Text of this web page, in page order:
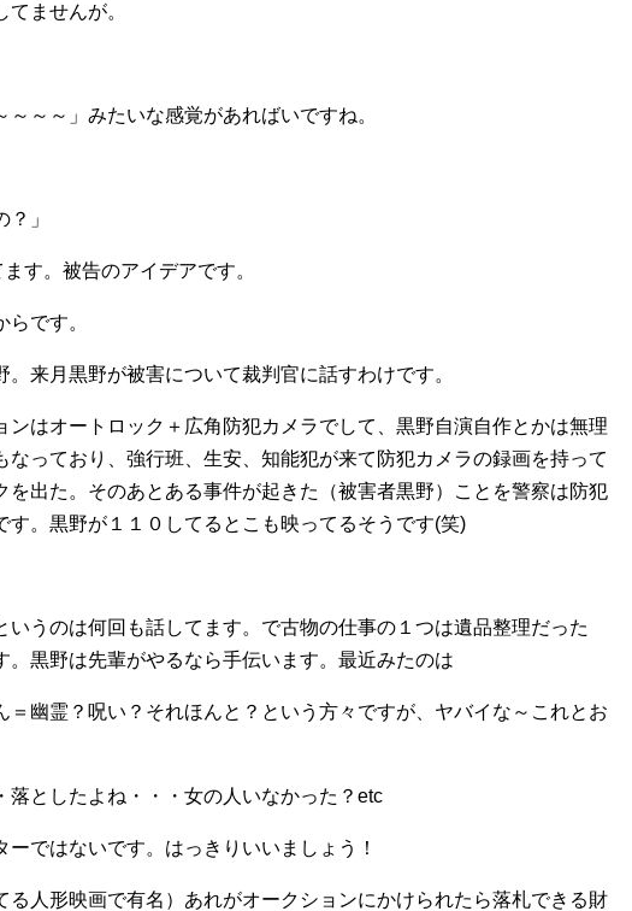
ませんが。
～～～」みたいな感覚があればいですね。
」
す。被告のアイデアです。
です。
来月黒野が被害について裁判官に話すわけです。
ンはオートロック＋広角防犯カメラでして、黒野自演自作とかは無理
なっており、強行班、生安、知能犯が来て防犯カメラの録画を持って
を出た。そのあとある事件が起きた（被害者黒野）ことを警察は防犯
す。黒野が１１０してるとこも映ってるそうです(笑)
いうのは何回も話してます。で古物の仕事の１つは遺品整理だった
。黒野は先輩がやるなら手伝います。最近みたのは
＝幽霊？呪い？それほんと？という方々ですが、ヤバイな～これとお
落としたよね・・・女の人いなかった？etc
ーではないです。はっきりいいましょう！
る人形映画で有名）あれがオークションにかけられたら落札できる財